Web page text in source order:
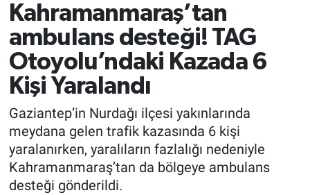
Kahramanmaraş’tan
ambulans desteği! TAG
Otoyolu’ndaki Kazada 6
Kişi Yaralandı
Gaziantep’in Nurdağı ilçesi yakınlarında
meydana gelen trafik kazasında 6 kişi
yaralanırken, yaralıların fazlalığı nedeniyle
Kahramanmaraş’tan da bölgeye ambulans
desteği gönderildi.